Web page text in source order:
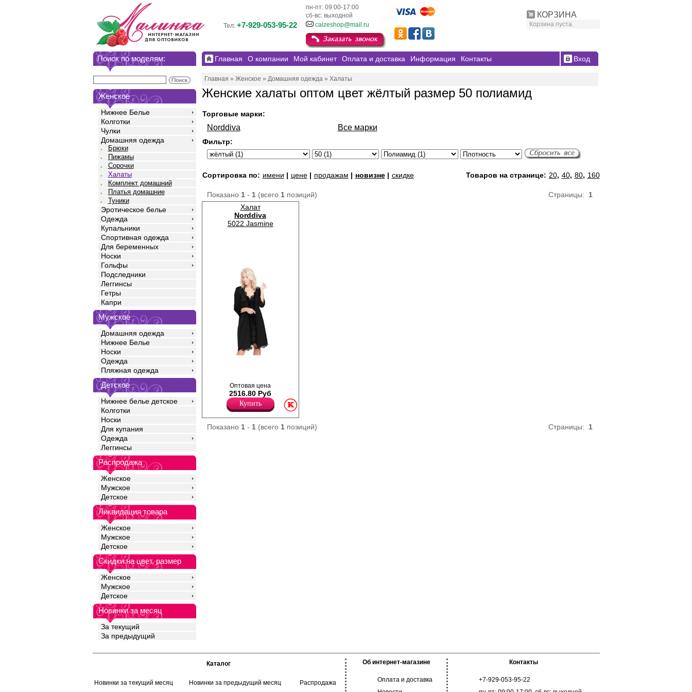
КОРЗИНА
Корзина пуста.
пн-пт: 09:00-17:00
сб-вс: выходной
Тел: +7-929-053-95-22 calzeshop@mail.ru
Поиск по моделям:
Женское
Нижнее Белье
Колготки
Чулки
Домашняя одежда
Брюки
Пижамы
Сорочки
Халаты
Комплект домашний
Платья домашние
Туники
Эротическое белье
Одежда
Купальники
Спортивная одежда
Для беременных
Носки
Гольфы
Подследники
Леггинсы
Гетры
Капри
Мужское
Домашняя одежда
Нижнее Белье
Носки
Одежда
Пляжная одежда
Детское
Нижнее белье детское
Колготки
Носки
Для купания
Одежда
Леггинсы
Распродажа
Женское
Мужское
Детское
Ликвидация товара
Женское
Мужское
Детское
Скидки на цвет, размер
Женское
Мужское
Детское
Новинки за месяц
За текущий
За предыдущий
Главная О компании Мой кабинет Оплата и доставка Информация Контакты Вход
Главная » Женское » Домашняя одежда» Халаты
Женские халаты оптом цвет жёлтый размер 50 полиамид
Торговые марки:
Norddiva Все марки
Фильтр:
Сортировка по: имени | цене| продажам | новизне| скидке Товаров на странице: 20, 40, 80, 160
Страницы: 1
Показано 1- 1(всего 1позиций)
Халат
Norddiva
5022 Jasmine
Пеньюар средней длины, из стрейч -
атласа с кружевной отделкой по рукаву,
борту и низу изделия. Рукав 3/4.
Эластан 20%
Оптовая цена
2516.80 Руб
Купить
Страницы: 1
Показано 1- 1(всего 1позиций)
Каталог
Новинки за текущий месяц Новинки за предыдущий месяц Распродажа
Об интернет-магазине
Оплата и доставка
Контакты
+7-929-053-95-22